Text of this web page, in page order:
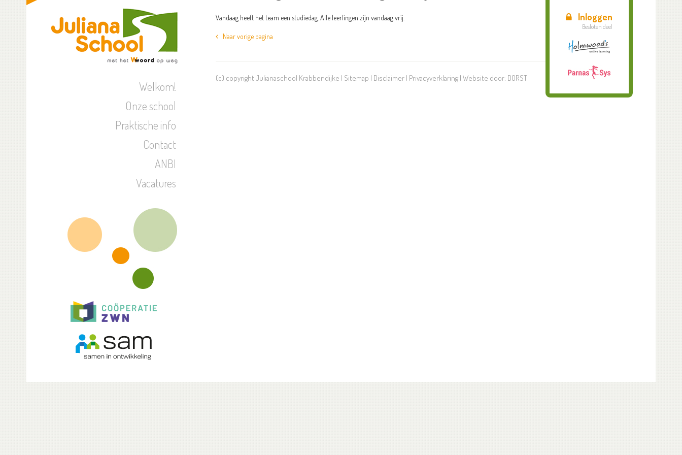
Inloggen
Besloten deel
Welkom!
Onze school
Praktische info
Contact
ANBI
Vacatures
Vandaag heeft het team een studiedag. Alle leerlingen zijn vandaag vrij.
Naar vorige pagina
(c) copyright Julianaschool Krabbendijke | Sitemap | Disclaimer | Privacyverklaring | Website door: DORST